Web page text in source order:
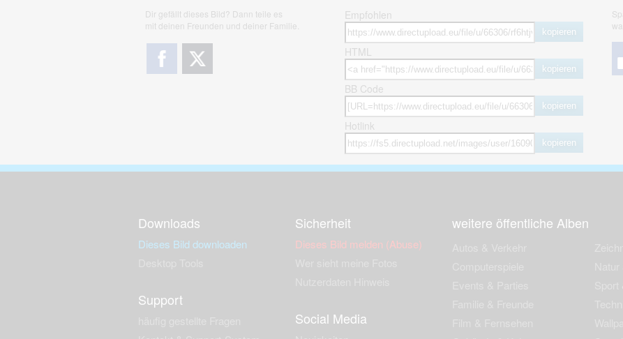
Dir gefällt dieses Bild? Dann teile es
mit deinen Freunden und deiner Familie.
Empfohlen
kopieren
HTML
kopieren
BB Code
kopieren
Hotlink
kopieren
Downloads
Dieses Bild downloaden
Support
Sicherheit
Dieses Bild melden (Abuse)
Social Media
weitere öffentliche Alben